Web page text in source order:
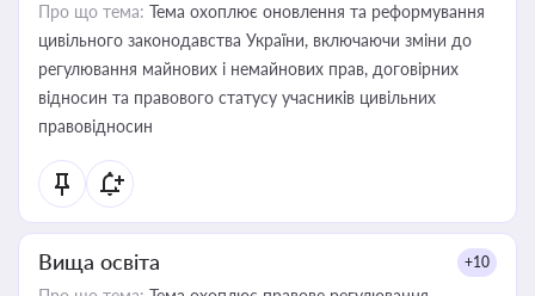
Про що тема: Тема охоплює оновлення та реформування
цивільного законодавства України, включаючи зміни до
регулювання майнових і немайнових прав, договірних
відносин та правового статусу учасників цивільних
правовідносин
Вища освіта +10